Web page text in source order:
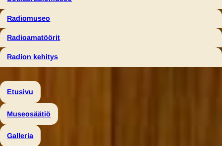
Radiomuseo
Radioamatöörit
Radion kehitys
Etusivu
Museosäätiö
Galleria